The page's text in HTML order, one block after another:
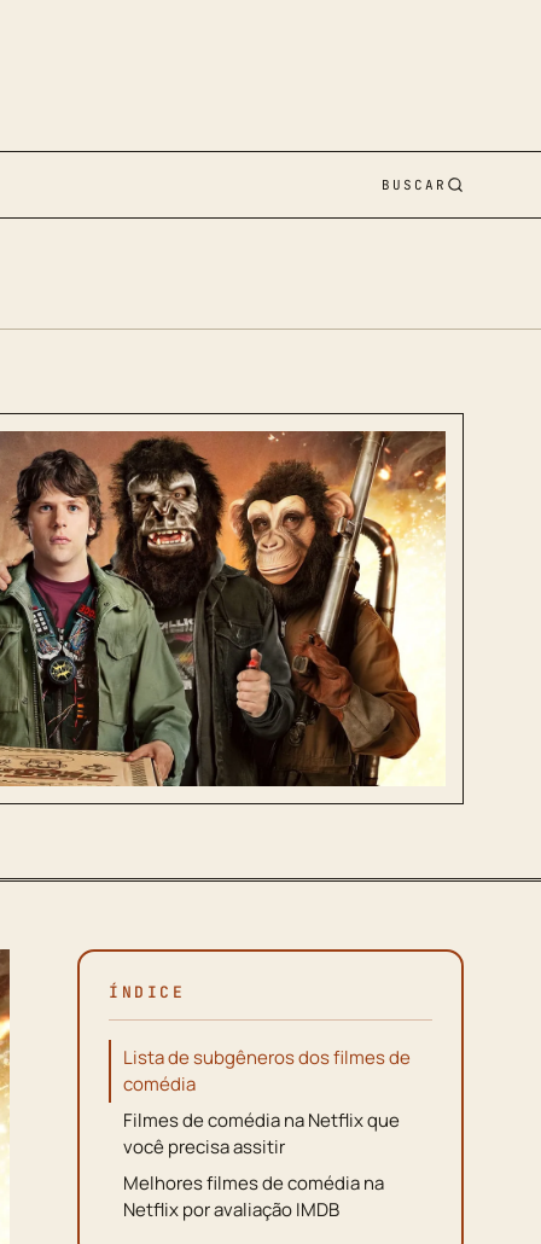
BUSCAR
ÍNDICE
Lista de subgêneros dos filmes de
comédia
Filmes de comédia na Netflix que
você precisa assitir
Melhores filmes de comédia na
Netflix por avaliação IMDB